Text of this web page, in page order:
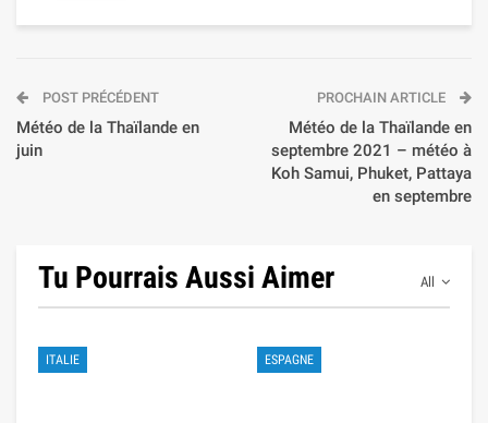
POST PRÉCÉDENT
Météo de la Thaïlande en
juin
PROCHAIN ARTICLE
Météo de la Thaïlande en
septembre 2021 – météo à
Koh Samui, Phuket, Pattaya
en septembre
All
Tu Pourrais Aussi Aimer
ITALIE ESPAGNE